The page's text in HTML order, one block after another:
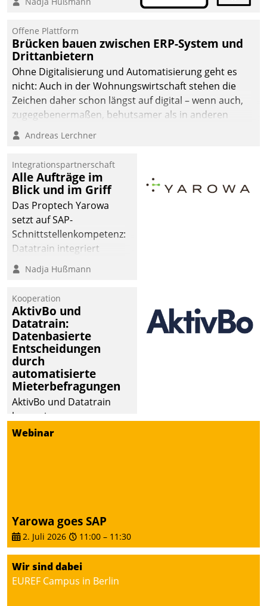
Die monatlichen
Mitteilungen zum
Heizungs- und
Wasserverbrauch gehen
automatisiert, vollständig
und auf Wunsch über
mehrere zuvor
Kommunikationswege bei
Offene Plattform
Brücken bauen zwischen ERP-System und
Drittanbietern
Ohne Digitalisierung und Automatisierung geht es
nicht: Auch in der Wohnungswirtschaft stehen die
Zeichen daher schon längst auf digital – wenn auch,
zugegebenermaßen, behutsamer als in anderen
Branchen.
Andreas Lerchner
Integrationspartnerschaft
Alle Aufträge im
Blick und im Griff
Das Proptech Yarowa
setzt auf SAP-
Schnittstellenkompetenz:
Datatrain integriert
Yarowas Portal zur
Vergabe und Verwaltung
operativen
Instandhaltung in die
SAP-Systemlandschaft
deutscher
Wohnungsunternehmen
– und beschleunigt damit
den Weg vom
Mieteranliegen zum
Dienstleisterauftrag.
Nadja Hußmann
Kooperation
AktivBo und
Datatrain:
Datenbasierte
Entscheidungen
durch
automatisierte
Mieterbefragungen
AktivBo und Datatrain
kooperieren –
Immobilienunternehmen
zielgerichtete
Mieterbefragungen – eine
starke Grundlage für
intelligente,
datengestützte
Entscheidungen.
Webinar
Yarowa goes SAP
2. Juli 2026 11:00 – 11:30
Wir sind dabei
EUREF Campus in Berlin